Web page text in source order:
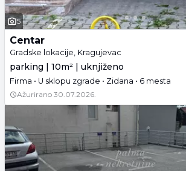
5
Centar
Gradske lokacije, Kragujevac
parking | 10m² | uknjiženo
Firma • U sklopu zgrade • Zidana • 6 mesta
Ažurirano 30.07.2026.